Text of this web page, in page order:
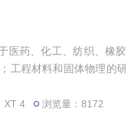
医药、化工、纺织、橡
工程材料和固体物理的
XT 4 浏览量：8172